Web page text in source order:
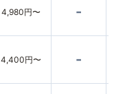
4,980円〜 -
4,400円〜 -